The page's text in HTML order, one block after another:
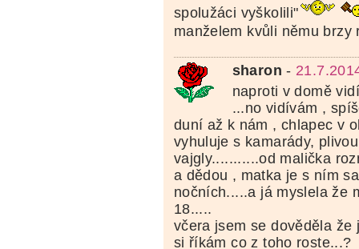
spolužáci vyškolili"
manželem kvůli němu brzy
sharon -
naproti v domě
...no vidívám ,
duní až k nám , chlapec v
vyhuluje s kamarády,
vajgly...........od malička
a dědou , matka je s ním
nočních.....a já myslela že
18.....
včera jsem se dověděla že
si říkám co z toho roste...?